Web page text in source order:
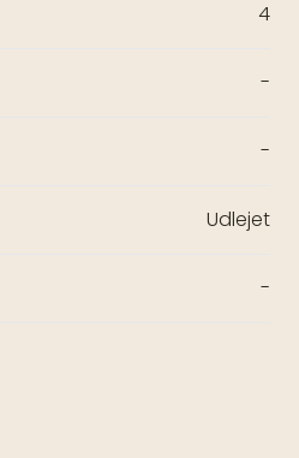
4
-
-
Udlejet
-